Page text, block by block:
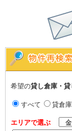
希望の貸し倉庫・
すべて 貸倉庫
エリアで選ぶ